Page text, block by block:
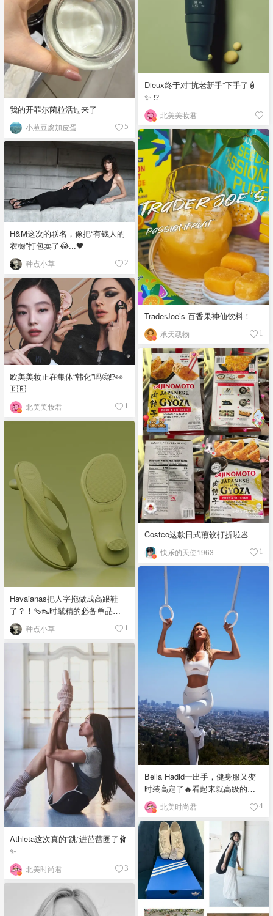
Dieux终于对“抗老新手”下手了🧴
✨ ⁉️
北美美妆君
我的开菲尔菌粒活过来了
小葱豆腐加皮蛋 5
TraderJoe’s 百香果神仙饮料！
承天载物 1
H&M这次的联名，像把“有钱人的
衣橱”打包卖了😂...🖤
种点小草 2
欧美美妆正在集体“韩化”吗🤔⁉️👀
🇰🇷
北美美妆君 1
Costco这款日式煎饺打折啦🥟
快乐的天使1963 1
Havaianas把人字拖做成高跟鞋
了？！🩴👠时髦精的必备单品
吧！ 种点小草 1
Bella Hadid一出手，健身服又变
时装高定了🔥看起来就高级的不
行❣️ 北美时尚君 4
Athleta这次真的“跳”进芭蕾圈了🩰
✨
北美时尚君 3